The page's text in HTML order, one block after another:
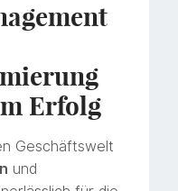
Erfolg
Geschäftswelt
und